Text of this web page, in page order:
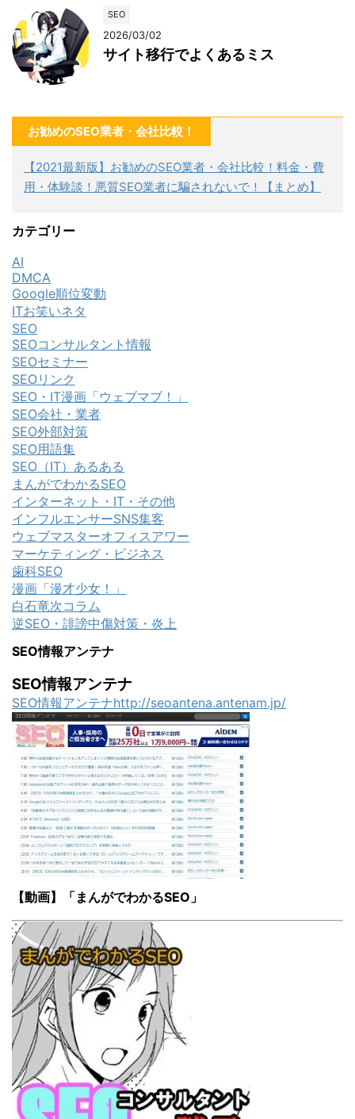
SEO
2026/03/02
サイト移行でよくあるミス
お勧めのSEO業者・会社比較！
【2021最新版】お勧めのSEO業者・会社比較！料金・費
用・体験談！悪質SEO業者に騙されないで！【まとめ】
カテゴリー
AI
DMCA
Google順位変動
ITお笑いネタ
SEO
SEOコンサルタント情報
SEOセミナー
SEOリンク
SEO・IT漫画「ウェブマブ！」
SEO会社・業者
SEO外部対策
SEO用語集
SEO（IT）あるある
まんがでわかるSEO
インターネット・IT・その他
インフルエンサーSNS集客
ウェブマスターオフィスアワー
マーケティング・ビジネス
歯科SEO
漫画「漫才少女！」
白石竜次コラム
逆SEO・誹謗中傷対策・炎上
SEO情報アンテナ
SEO情報アンテナ
SEO情報アンテナhttp://seoantena.antenam.jp/
【動画】「まんがでわかるSEO」